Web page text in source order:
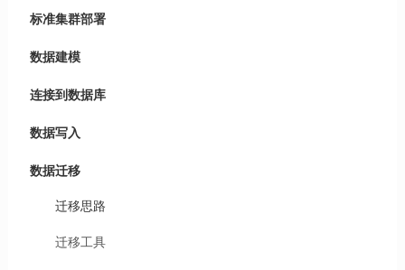
标准集群部署
数据建模
连接到数据库
数据写入
数据迁移
迁移思路
迁移工具